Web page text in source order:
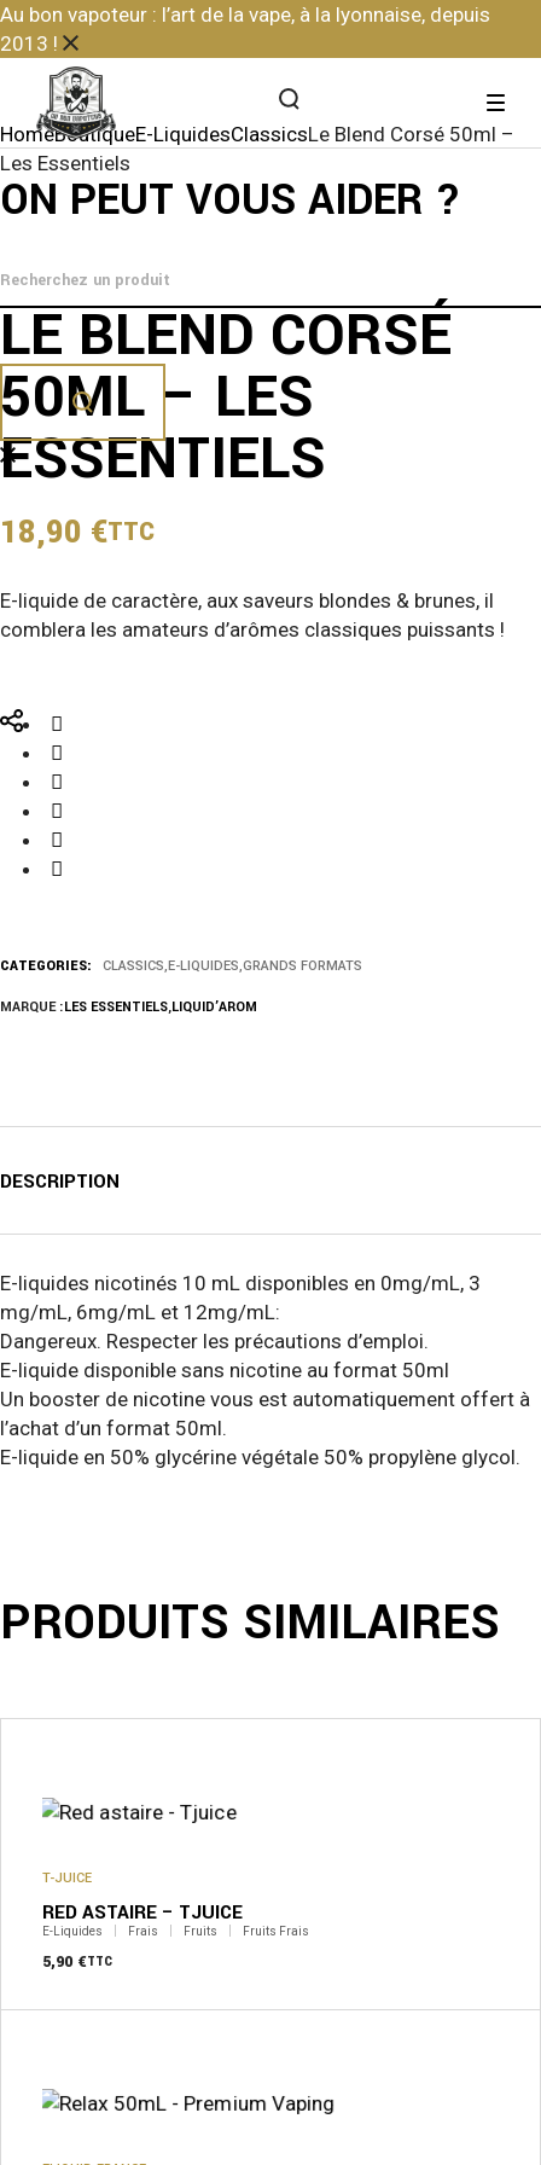
Skip
to
the
content
Au bon vapoteur : l’art de la vape, à la lyonnaise, depuis
2013 !
ON PEUT VOUS AIDER ?
HomeBoutiqueE-LiquidesClassicsLe Blend Corsé 50ml –
Les Essentiels
LE BLEND CORSÉ
50ML – LES
ESSENTIELS
18,90 €TTC
E-liquide de caractère, aux saveurs blondes & brunes, il
comblera les amateurs d’arômes classiques puissants !
CATEGORIES: CLASSICS E-LIQUIDES GRANDS FORMATS
MARQUE :LES ESSENTIELS,LIQUID’AROM
DESCRIPTION
E-liquides nicotinés 10 mL disponibles en 0mg/mL, 3
mg/mL, 6mg/mL et 12mg/mL:
Dangereux. Respecter les précautions d’emploi.
E-liquide disponible sans nicotine au format 50ml
Un booster de nicotine vous est automatiquement offert à
l’achat d’un format 50ml.
E-liquide en 50% glycérine végétale 50% propylène glycol.
PRODUITS SIMILAIRES
T-JUICE
RED ASTAIRE – TJUICE
E-Liquides Frais Fruits Fruits Frais
5,90 €TTC
variations.
peuvent
choisies
page
produit